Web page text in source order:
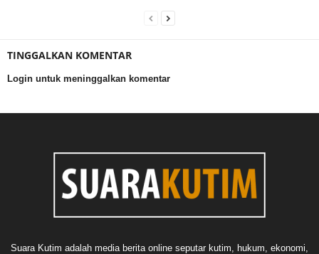
TINGGALKAN KOMENTAR
Login untuk meninggalkan komentar
Suara Kutim adalah media berita online seputar kutim, hukum, ekonomi,